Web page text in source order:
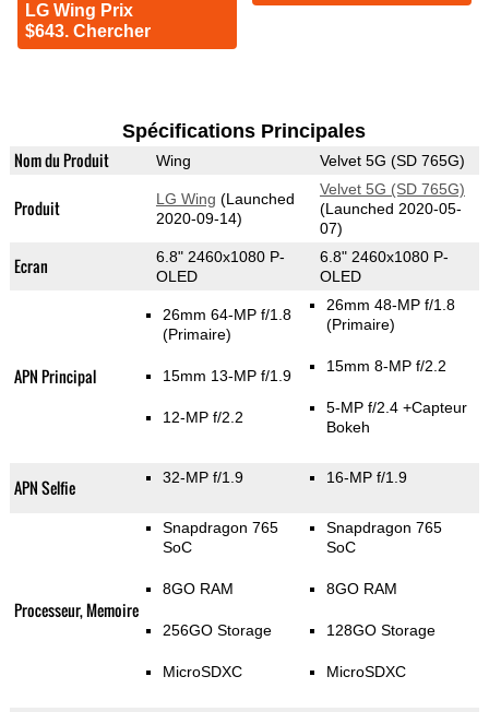
LG Wing Prix
$643. Chercher
Spécifications Principales
Nom du Produit Wing Velvet 5G (SD 765G)
Produit LG Wing (Launched
2020-09-14)
Velvet 5G (SD 765G)
(Launched 2020-05-
07)
Ecran
6.8" 2460x1080 P-
OLED
6.8" 2460x1080 P-
OLED
APN Principal
26mm 64-MP f/1.8
(Primaire)
15mm 13-MP f/1.9
12-MP f/2.2
26mm 48-MP f/1.8
(Primaire)
15mm 8-MP f/2.2
5-MP f/2.4 +Capteur
Bokeh
APN Selfie 32-MP f/1.9 16-MP f/1.9
Processeur, Memoire
Snapdragon 765
SoC
8GO RAM
256GO Storage
MicroSDXC
Snapdragon 765
SoC
8GO RAM
128GO Storage
MicroSDXC